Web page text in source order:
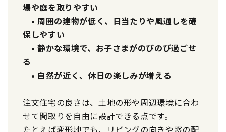
場や庭を取りやすい
• 周囲の建物が低く、日当たりや風通しを確
保しやすい
• 静かな環境で、お子さまがのびのび過ごせ
る
• 自然が近く、休日の楽しみが増える
注文住宅の良さは、土地の形や周辺環境に合わ
せて間取りを自由に設計できる点です。
たとえば変形地でも、リビングの向きや窓の配